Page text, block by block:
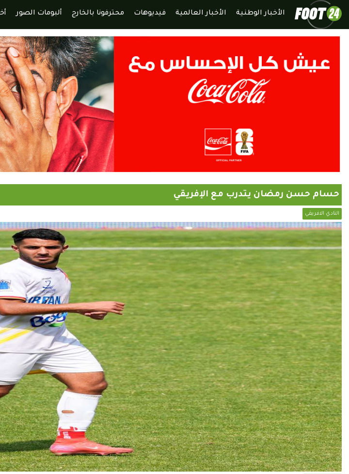
الأخبار الوطنية الأخبار العالمية فيديوهات محترفونا بالخارج ألبومات الصور
حسام حسن رمضان يتدرب مع الإفريقي
النادي الافريقي